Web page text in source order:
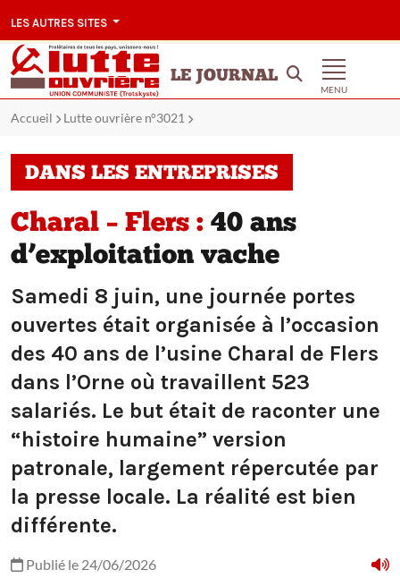
LES AUTRES SITES
LE JOURNAL
MENU
Accueil Lutte ouvrière n°3021
DANS LES ENTREPRISES
Charal – Flers : 40 ans
d’exploitation vache
Samedi 8 juin, une journée portes
ouvertes était organisée à l’occasion
des 40 ans de l’usine Charal de Flers
dans l’Orne où travaillent 523
salariés. Le but était de raconter une
“histoire humaine” version
patronale, largement répercutée par
la presse locale. La réalité est bien
différente.
Publié le 24/06/2026